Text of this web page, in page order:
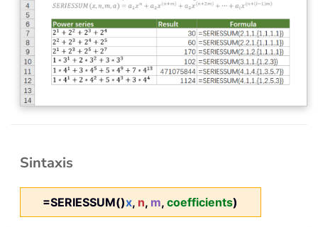
Sintaxis
=SERIESSUM()x, n, m,coefficients)